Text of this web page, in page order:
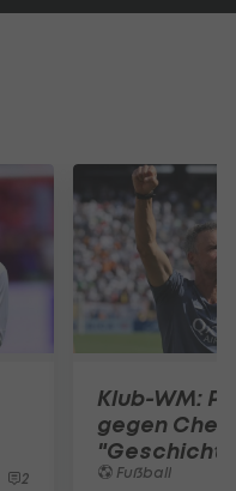
2
Klub-WM:
gegen
Fußball